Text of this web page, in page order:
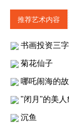
推荐艺术内容
书画投资三
菊花仙子
哪吒闹海的
"闭月"的美人
沉鱼